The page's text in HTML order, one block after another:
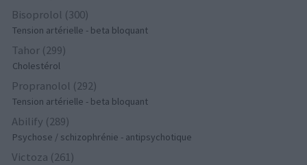
Bisoprolol (300)
Tension artérielle - beta bloquant
Tahor (299)
Cholestérol
Propranolol (292)
Tension artérielle - beta bloquant
Abilify (289)
Psychose / schizophrénie - antipsychotique
Victoza (261)